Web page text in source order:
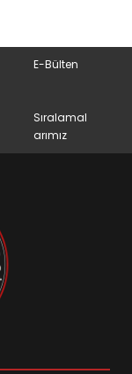
E-Bülten
Sıralamal
arımız